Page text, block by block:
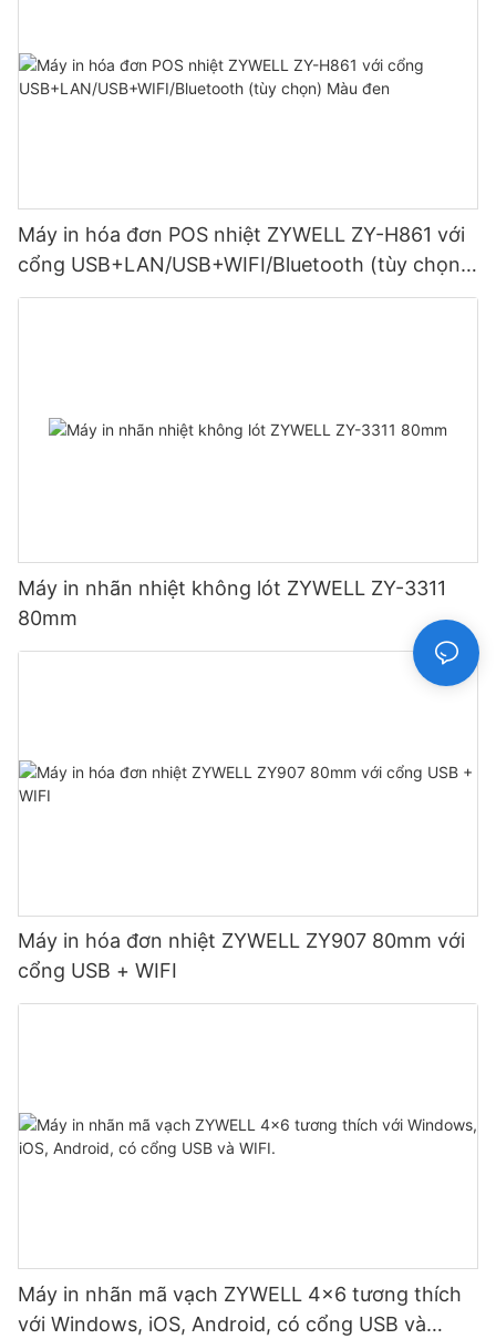
Máy in hóa đơn POS nhiệt ZYWELL ZY-H861 với
cổng USB+LAN/USB+WIFI/Bluetooth (tùy chọn)
Màu đen
Máy in nhãn nhiệt không lót ZYWELL ZY-3311
80mm
Máy in hóa đơn nhiệt ZYWELL ZY907 80mm với
cổng USB + WIFI
Máy in nhãn mã vạch ZYWELL 4x6 tương thích
với Windows, iOS, Android, có cổng USB và